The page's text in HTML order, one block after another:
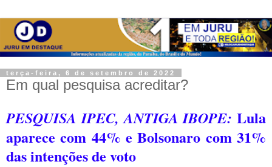
terça-feira, 6 de setembro de 2022
Em qual pesquisa acreditar?
PESQUISA IPEC, ANTIGA IBOPE: Lula
aparece com 44% e Bolsonaro com 31%
das intenções de voto